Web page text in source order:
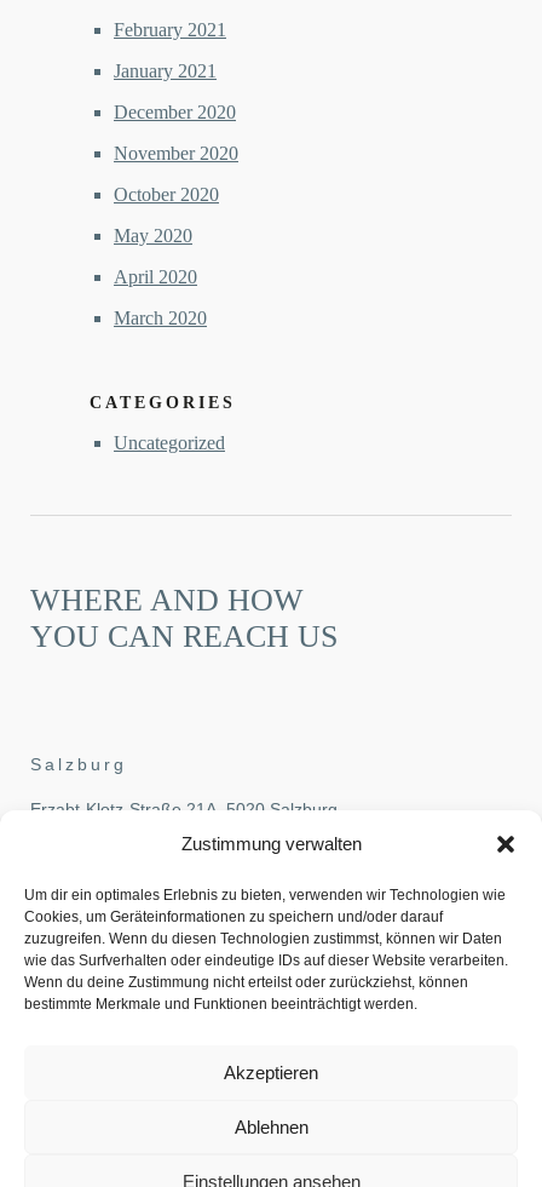
Zustimmung verwalten
Um dir ein optimales Erlebnis zu bieten, verwenden wir Technologien wie
Cookies, um Geräteinformationen zu speichern und/oder darauf
zuzugreifen. Wenn du diesen Technologien zustimmst, können wir Daten
wie das Surfverhalten oder eindeutige IDs auf dieser Website verarbeiten.
Wenn du deine Zustimmung nicht erteilst oder zurückziehst, können
bestimmte Merkmale und Funktionen beeinträchtigt werden.
Akzeptieren
Ablehnen
Einstellungen ansehen
February 2021
January 2021
December 2020
November 2020
October 2020
May 2020
April 2020
March 2020
CATEGORIES
Uncategorized
WHERE AND HOW
YOU CAN REACH US
Salzburg
Erzabt-Klotz-Straße 21A, 5020 Salzburg
+43-662-827070,
Email:office@pehb.at
Vienna
Löwelstraße 14, 1010 Vienna